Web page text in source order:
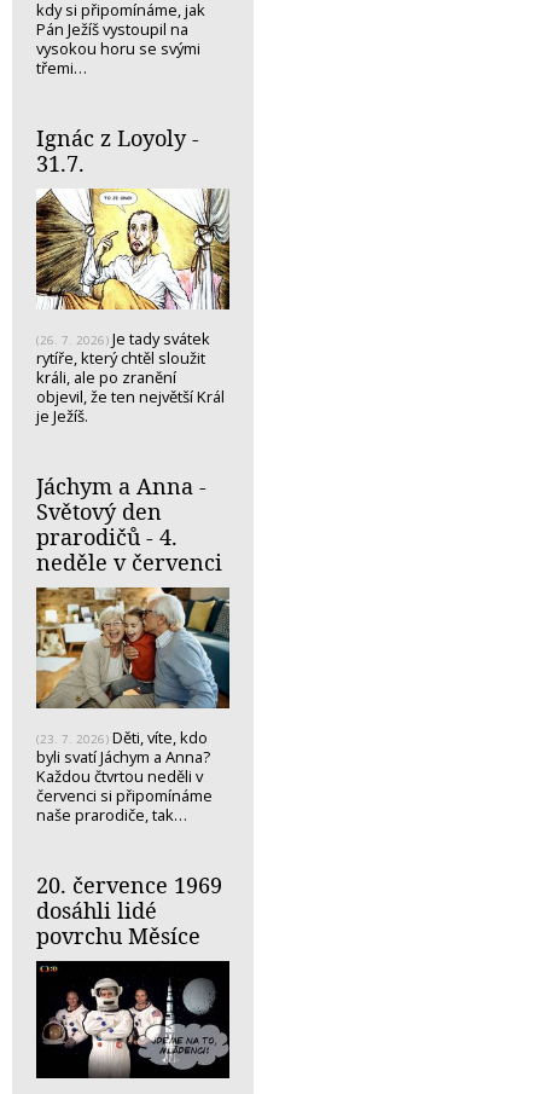
kdy si připomínáme, jak
Pán Ježíš vystoupil na
vysokou horu se svými
třemi…
Ignác z Loyoly -
31.7.
(26. 7. 2026) Je tady svátek
rytíře, který chtěl sloužit
králi, ale po zranění
objevil, že ten největší Král
je Ježíš.
Jáchym a Anna -
Světový den
prarodičů - 4.
neděle v červenci
(23. 7. 2026) Děti, víte, kdo
byli svatí Jáchym a Anna?
Každou čtvrtou neděli v
červenci si připomínáme
naše prarodiče, tak…
20. července 1969
dosáhli lidé
povrchu Měsíce